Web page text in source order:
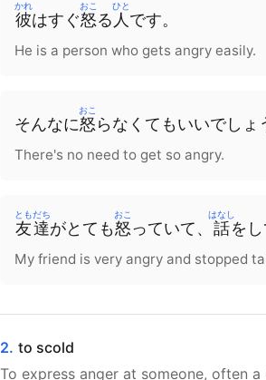
彼
かれ
はすぐ怒
おこ
る 人
ひと
です。
He is a person who gets angry easily.
そんなに怒
おこ
らなくても いいでしょ
There's no need to get so angry.
友達
ともだち
がとても怒
おこ
っていて、 話
はなし
を
My friend is very angry and stopped
2. to scold
To express anger at someone, often